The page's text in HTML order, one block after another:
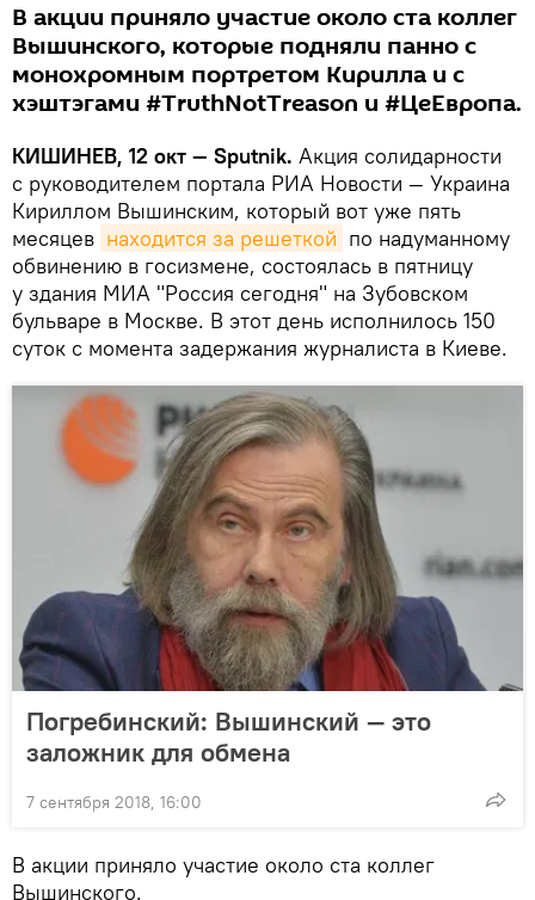
В акции приняло участие около ста коллег
Вышинского, которые подняли панно с
монохромным портретом Кирилла и с
хэштэгами #TruthNotTreason и #ЦеЕвропа.
КИШИНЕВ, 12 окт — Sputnik. Акция солидарности
с руководителем портала РИА Новости — Украина
Кириллом Вышинским, который вот уже пять
месяцев находится за решеткой по надуманному
обвинению в госизмене, состоялась в пятницу
у здания МИА "Россия сегодня" на Зубовском
бульваре в Москве. В этот день исполнилось 150
суток с момента задержания журналиста в Киеве.
Погребинский: Вышинский — это
заложник для обмена
7 сентября 2018, 16:00
В акции приняло участие около ста коллег
Вышинского.